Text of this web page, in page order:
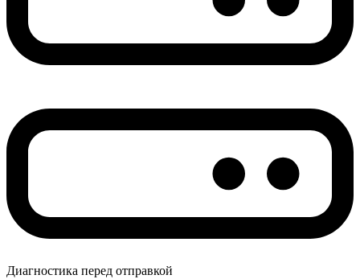
Диагностика перед отправкой